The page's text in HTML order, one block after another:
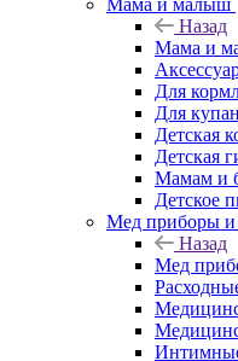
Мама и малыш
Назад
Мама и
Для
Для
Детская
Детская
Мамам и
Детское
Мед приборы и
Назад
Мед